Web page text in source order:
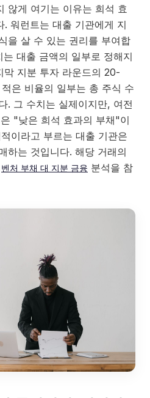
않게 여기는 이유는 희석 효
. 워런트는 대출 기관에게 지
을 살 수 있는 권리를 부여합
대출 금액의 일부로 정해지
막 지분 투자 라운드의 20-
은 비율의 일부는 총 주식 수
. 그 수치는 실제이지만, 여전
"낮은 희석 효과의 부채"이
이라고 부르는 대출 기관은
하는 것입니다. 해당 거래의
벤처 부채 대 지분 금융 분석을 참